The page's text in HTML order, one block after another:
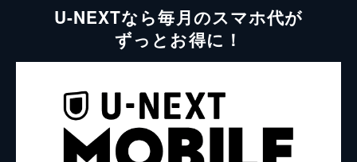
U-NEXTなら毎月のスマホ代が
ずっとお得に！